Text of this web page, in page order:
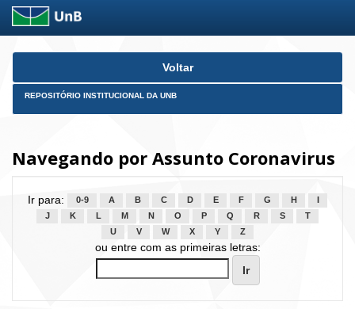
Skip
Voltar
REPOSITÓRIO INSTITUCIONAL DA UNB
Navegando por Assunto Coronavirus
Ir para: 0-9 A B C D E F G H
J
K L M N O P Q R S
T
U
V W X Y Z
ou entre com as primeiras letras: